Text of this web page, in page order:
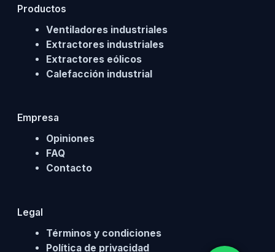
Productos
Ventiladores industriales
Extractores industriales
Extractores eólicos
Calefacción industrial
Empresa
Opiniones
FAQ
Contacto
Legal
Términos y condiciones
Política de privacidad